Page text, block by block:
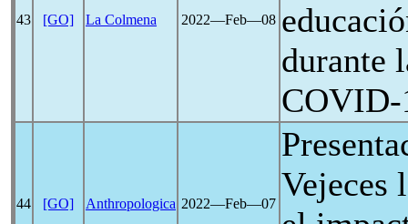
43 [GO] La Colmena 2022―Feb―08
durante
COVID-
44 [GO] Anthropologica 2022―Feb―07
Vejeces